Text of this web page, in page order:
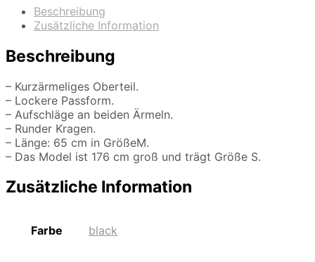
Beschreibung
Zusätzliche Information
Beschreibung
– Kurzärmeliges Oberteil.
– Lockere Passform.
– Aufschläge an beiden Ärmeln.
– Runder Kragen.
– Länge: 65 cm in GrößeM.
– Das Model ist 176 cm groß und trägt Größe S.
Zusätzliche Information
Farbe black